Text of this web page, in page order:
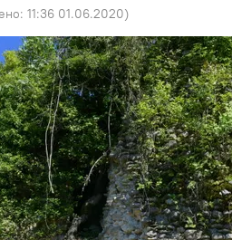
11:36 01.06.2020)